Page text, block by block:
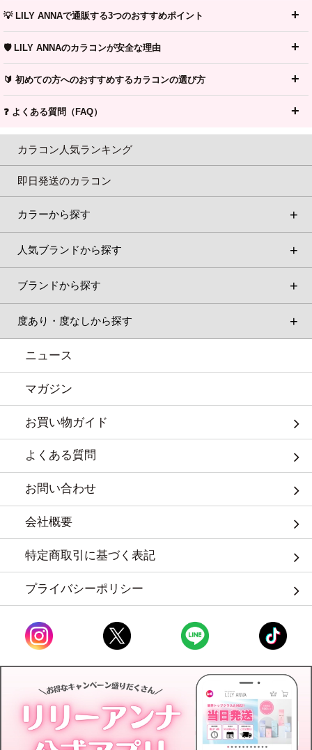
💡 LILY ANNAで通販する3つのおすすめポイント
🛡️ LILY ANNAのカラコンが安全な理由
🔰 初めての方へのおすすめするカラコンの選び方
❓ よくある質問（FAQ）
カラコン人気ランキング
即日発送のカラコン
カラーから探す
人気ブランドから探す
ブランドから探す
度あり・度なしから探す
ニュース
マガジン
お買い物ガイド
よくある質問
お問い合わせ
会社概要
特定商取引に基づく表記
プライバシーポリシー